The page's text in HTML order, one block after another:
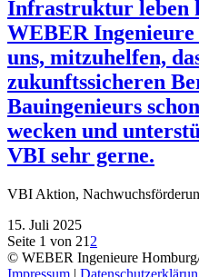
Infrastruktur leben
WEBER
uns, mitzuhelfen,
zukunftssicheren
Bauingenieurs
wecken und
VBI sehr gerne.
VBI Aktion,
15. Juli 2025
Seite 1 von 21 2
© WEBER Ingenieure
Impressum |